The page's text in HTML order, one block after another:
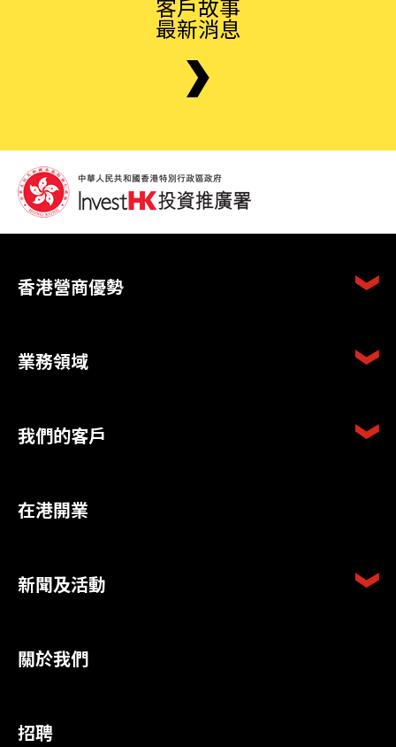
客戶故事
最新消息
香港營商優勢
業務領域
我們的客戶
在港開業
新聞及活動
關於我們
招聘